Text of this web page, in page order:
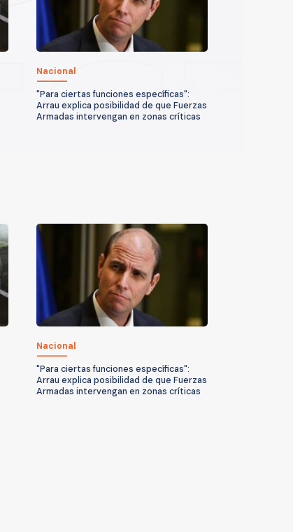
Nacional
"Para ciertas funciones específicas":
Arrau explica posibilidad de que Fuerzas
Armadas intervengan en zonas críticas
Nacional
"Para ciertas funciones específicas":
Arrau explica posibilidad de que Fuerzas
Armadas intervengan en zonas críticas